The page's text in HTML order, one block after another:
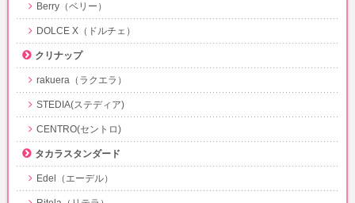
Berry（ベリー）
DOLCE X（ドルチェ）
クリナップ
rakuera（ラクエラ）
STEDIA(ステディア)
CENTRO(セントロ)
タカラスタンダード
Edel（エーデル）